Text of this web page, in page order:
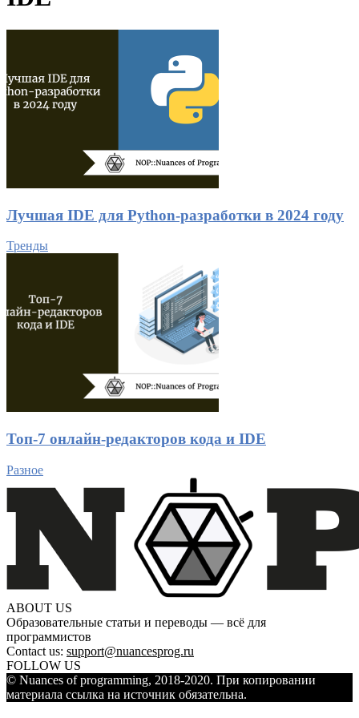
Лучшая IDE для Python-разработки в 2024 году
Тренды
Топ-7 онлайн-редакторов кода и IDE
Разное
ABOUT US
Образовательные статьи и переводы — всё для
программистов
Contact us: support@nuancesprog.ru
FOLLOW US
© Nuances of programming, 2018-2020. При копировании
материала ссылка на источник обязательна.